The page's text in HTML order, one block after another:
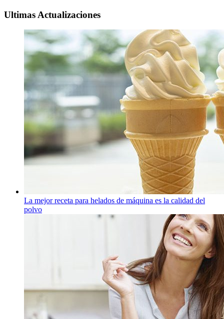
Ultimas Actualizaciones
La mejor receta para helados de máquina es la calidad del
polvo